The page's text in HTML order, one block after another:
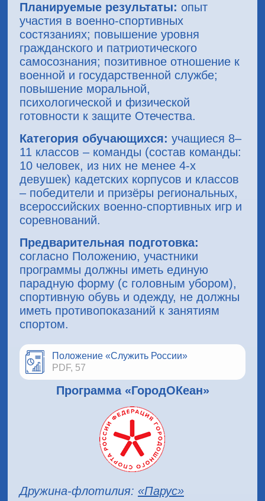
Планируемые результаты: опыт
участия в военно-спортивных
состязаниях; повышение уровня
гражданского и патриотического
самосознания; позитивное отношение к
военной и государственной службе;
повышение моральной,
психологической и физической
готовности к защите Отечества.
Категория обучающихся: учащиеся 8–
11 классов – команды (состав команды:
10 человек, из них не менее 4-х
девушек) кадетских корпусов и классов
– победители и призёры региональных,
всероссийских военно-спортивных игр и
соревнований.
Предварительная подготовка:
согласно Положению, участники
программы должны иметь единую
парадную форму (с головным убором),
спортивную обувь и одежду, не должны
иметь противопоказаний к занятиям
спортом.
Положение «Служить России»
PDF, 57
Программа «ГородОКеан»
Дружина-флотилия: «Парус»